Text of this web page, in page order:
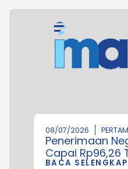
08/07/2026
Penerimaan
Capai Rp96,26
BACA